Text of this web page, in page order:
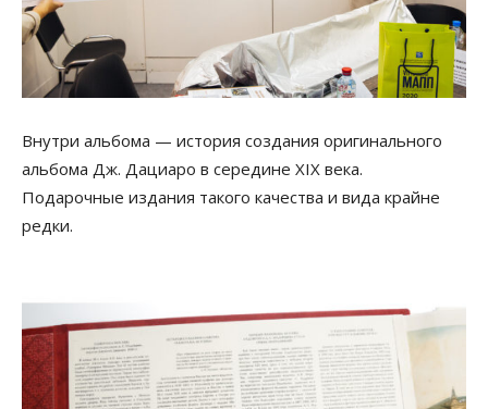
Внутри альбома — история создания оригинального
альбома Дж. Дациаро в середине XIX века.
Подарочные издания такого качества и вида крайне
редки.